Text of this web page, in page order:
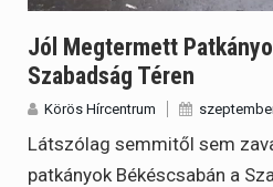
Jól Megtermett
Szabadság Téren
Körös Hírcentrum
Látszólag semmitől sem
patkányok Békéscsabán a